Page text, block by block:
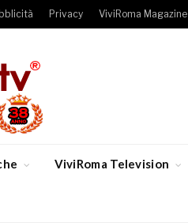
Privacy ViviRoma Magazine
ViviRoma Television